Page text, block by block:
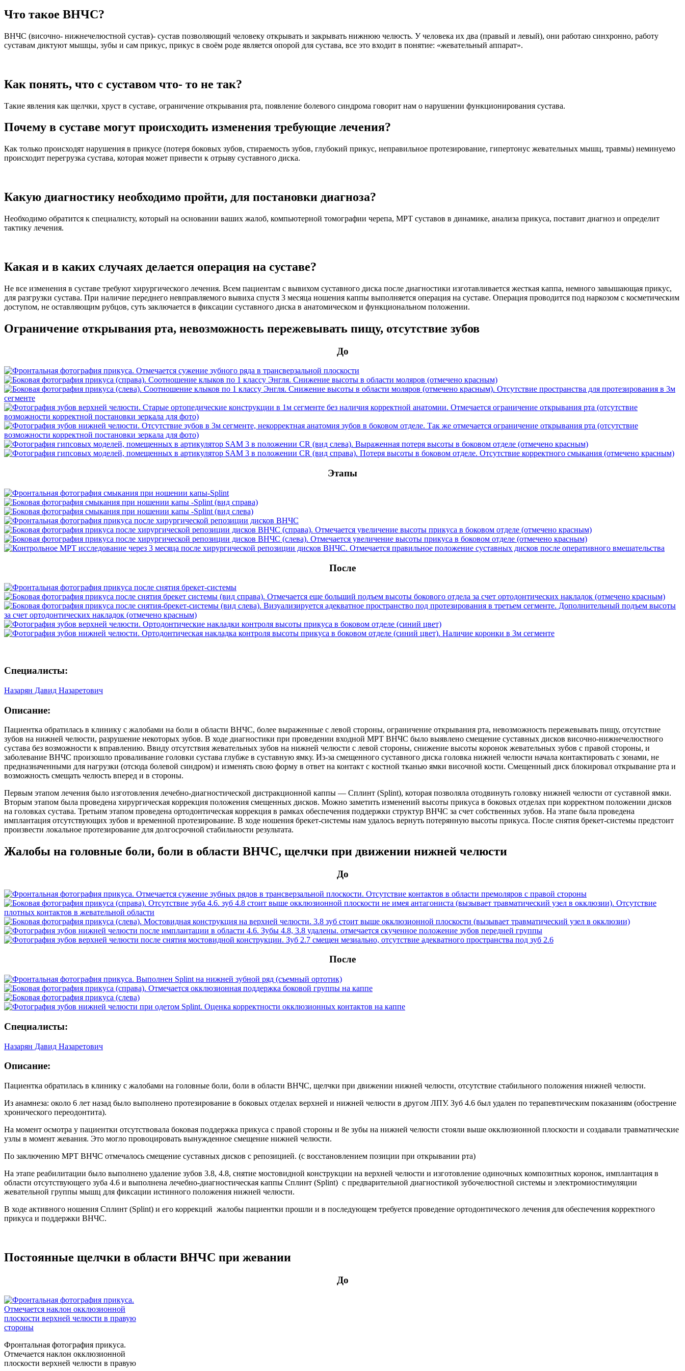
Что такое ВНЧС?
ВНЧС (височно- нижнечелюстной сустав)- сустав позволяющий человеку открывать и закрывать нижнюю челюсть. У человека их два (правый и левый), они работаю синхронно, работу
суставам диктуют мышцы, зубы и сам прикус, прикус в своём роде является опорой для сустава, все это входит в понятие: «жевательный аппарат».
Как понять, что с суставом что- то не так?
Такие явления как щелчки, хруст в суставе, ограничение открывания рта, появление болевого синдрома говорит нам о нарушении функционирования сустава.
Почему в суставе могут происходить изменения требующие лечения?
Как только происходят нарушения в прикусе (потеря боковых зубов, стираемость зубов, глубокий прикус, неправильное протезирование, гипертонус жевательных мышц, травмы) неминуемо
происходит перегрузка сустава, которая может привести к отрыву суставного диска.
Какую диагностику необходимо пройти, для постановки диагноза?
Необходимо обратится к специалисту, который на основании ваших жалоб, компьютерной томографии черепа, МРТ суставов в динамике, анализа прикуса, поставит диагноз и определит
тактику лечения.
Какая и в каких случаях делается операция на суставе?
Не все изменения в суставе требуют хирургического лечения. Всем пациентам с вывихом суставного диска после диагностики изготавливается жесткая каппа, немного завышающая прикус,
для разгрузки сустава. При наличие переднего невправляемого вывиха спустя 3 месяца ношения каппы выполняется операция на суставе. Операция проводится под наркозом с косметическим
доступом, не оставляющим рубцов, суть заключается в фиксации суставного диска в анатомическом и функциональном положении.
Ограничение открывания рта, невозможность пережевывать пищу, отсутствие зубов
До
Этапы
После
Специалисты:
Назарян Давид Назаретович
Описание:
Пациентка обратилась в клинику с жалобами на боли в области ВНЧС, более выраженные с левой стороны, ограничение открывания рта, невозможность пережевывать пищу, отсутствие
зубов на нижней челюсти, разрушение некоторых зубов. В ходе диагностики при проведении входной МРТ ВНЧС было выявлено смещение суставных дисков височно-нижнечелюстного
сустава без возможности к вправлению. Ввиду отсутствия жевательных зубов на нижней челюсти с левой стороны, снижение высоты коронок жевательных зубов с правой стороны, и
заболевание ВНЧС произошло проваливание головки сустава глубже в суставную ямку. Из-за смещенного суставного диска головка нижней челюсти начала контактировать с зонами, не
предназначенными для нагрузки (отсюда болевой синдром) и изменять свою форму в ответ на контакт с костной тканью ямки височной кости. Смещенный диск блокировал открывание рта и
возможность смещать челюсть вперед и в стороны.
Первым этапом лечения было изготовления лечебно-диагностической дистракционной каппы — Сплинт (Splint), которая позволяла отодвинуть головку нижней челюсти от суставной ямки.
Вторым этапом была проведена хирургическая коррекция положения смещенных дисков. Можно заметить изменений высоты прикуса в боковых отделах при корректном положении дисков
на головках сустава. Третьим этапом проведена ортодонтическая коррекция в рамках обеспечения поддержки структур ВНЧС за счет собственных зубов. На этапе была проведена
имплантация отсутствующих зубов и временной протезирование. В ходе ношения брекет-системы нам удалось вернуть потерянную высоты прикуса. После снятия брекет-системы предстоит
произвести локальное протезирование для долгосрочной стабильности результата.
Жалобы на головные боли, боли в области ВНЧС, щелчки при движении нижней челюсти
До
После
Специалисты:
Назарян Давид Назаретович
Описание:
Пациентка обратилась в клинику с жалобами на головные боли, боли в области ВНЧС, щелчки при движении нижней челюсти, отсутствие стабильного положения нижней челюсти.
Из анамнеза: около 6 лет назад было выполнено протезирование в боковых отделах верхней и нижней челюсти в другом ЛПУ. Зуб 4.6 был удален по терапевтическим показаниям (обострение
хронического переодонтита).
На момент осмотра у пациентки отсутствовала боковая поддержка прикуса с правой стороны и 8е зубы на нижней челюсти стояли выше окклюзионной плоскости и создавали травматические
узлы в момент жевания. Это могло провоцировать вынужденное смещение нижней челюсти.
По заключению МРТ ВНЧС отмечалось смещение суставных дисков с репозицией. (с восстановлением позиции при открывании рта)
На этапе реабилитации было выполнено удаление зубов 3.8, 4.8, снятие мостовидной конструкции на верхней челюсти и изготовление одиночных композитных коронок, имплантация в
области отсутствующего зуба 4.6 и выполнена лечебно-диагностическая каппы Сплинт (Splint) с предварительной диагностикой зубочелюстной системы и электромиостимуляции
жевательной группы мышц для фиксации истинного положения нижней челюсти.
В ходе активного ношения Сплинт (Splint) и его коррекций жалобы пациентки прошли и в последующем требуется проведение ортодонтического лечения для обеспечения корректного
прикуса и поддержки ВНЧС.
Постоянные щелчки в области ВНЧС при жевании
До
Фронтальная фотография прикуса.
Отмечается наклон окклюзионной
плоскости верхней челюсти в правую